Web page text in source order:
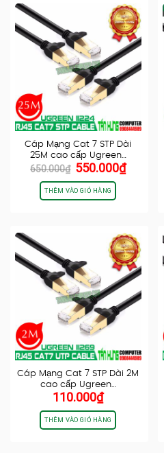
Cáp Mạng Cat 7 STP Dài
25M cao cấp Ugreen…
650.000₫ Giá
gốc
là:
650.000₫.
550.000₫Giá
THÊM VÀO GIỎ HÀNG
Cáp Mạng Cat 7 STP Dài 2M
cao cấp Ugreen…
110.000₫
THÊM VÀO GIỎ HÀNG